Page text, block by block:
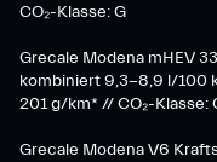
CO₂-Klasse: G
Grecale Modena mHEV
kombiniert 9,3-8,9 l/100
201 g/km* // CO₂-Klasse:
Grecale Modena V6